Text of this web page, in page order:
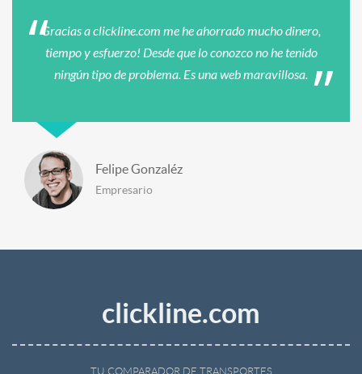
Gracias a clickline.com me he ahorrado mucho dinero,
tiempo y esfuerzo! Desde que lo conozco no he tenido
ningún tipo de problema. Es una web maravillosa.
Felipe Gonzaléz
Empresario
clickline.com
TU COMPARADOR DE TRANSPORTES